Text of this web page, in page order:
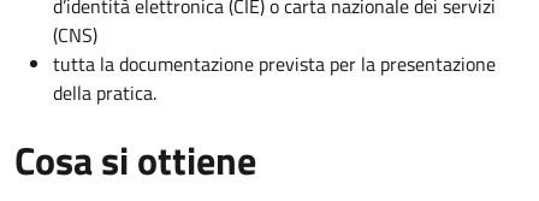
d’identità elettronica (CIE) o carta nazionale dei servizi
(CNS)
tutta la documentazione prevista per la presentazione
della pratica.
Cosa si ottiene